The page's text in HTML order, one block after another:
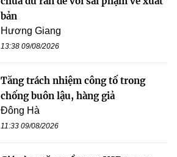
bản
Hương Giang
13:38 09/08/2026
Tăng trách nhiệm công tố trong
chống buôn lậu, hàng giả
Đông Hà
11:33 09/08/2026